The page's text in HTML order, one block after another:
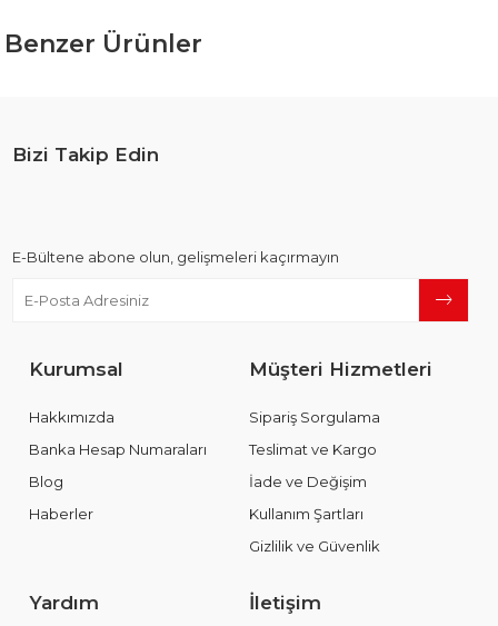
Benzer Ürünler
Kurumsal
Hakkımızda
Banka Hesap Numaraları
Blog
Haberler
Müşteri Hizmetleri
Sipariş Sorgulama
Teslimat ve Kargo
İade ve Değişim
Kullanım Şartları
Gizlilik ve Güvenlik
Yardım İletişim
Bizi Takip Edin
E-Bültene abone olun, gelişmeleri kaçırmayın